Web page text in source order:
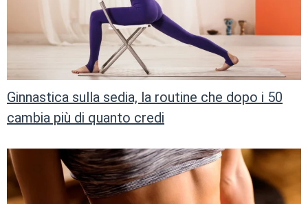
Ginnastica sulla sedia, la routine che dopo i 50
cambia più di quanto credi